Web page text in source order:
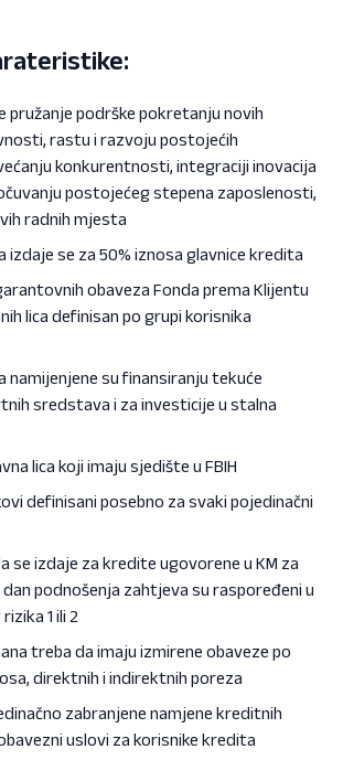
pružanje podrške pokretanju novih
rastu i razvoju postojećih
konkurentnosti, integraciji inovacija
postojećeg stepena zaposlenosti,
radnih mjesta
izdaje se za 50% iznosa glavnice kredita
obaveza Fonda prema Klijentu
lica definisan po grupi korisnika
namijenjene su finansiranju tekuće
sredstava i za investicije u stalna
lica koji imaju sjedište u FBIH
definisani posebno za svaki pojedinačni
se izdaje za kredite ugovorene u KM za
podnošenja zahtjeva su raspoređeni u
1 ili 2
treba da imaju izmirene obaveze po
direktnih i indirektnih poreza
zabranjene namjene kreditnih
uslovi za korisnike kredita